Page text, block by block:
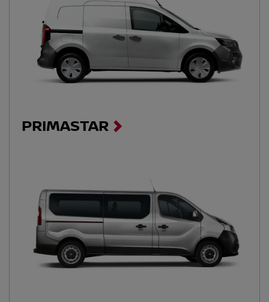
PRIMASTAR